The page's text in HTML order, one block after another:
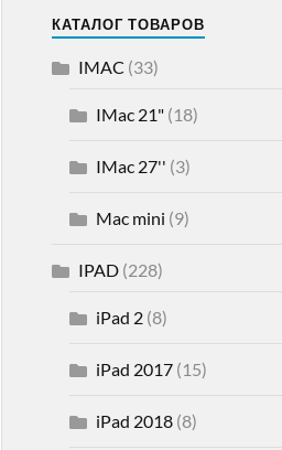
КАТАЛОГ ТОВАРОВ
IMAC (33)
IMac 21"(18)
IMac 27'' (3)
Mac mini (9)
IPAD(228)
iPad 2(8)
iPad 2017(15)
iPad 2018(8)